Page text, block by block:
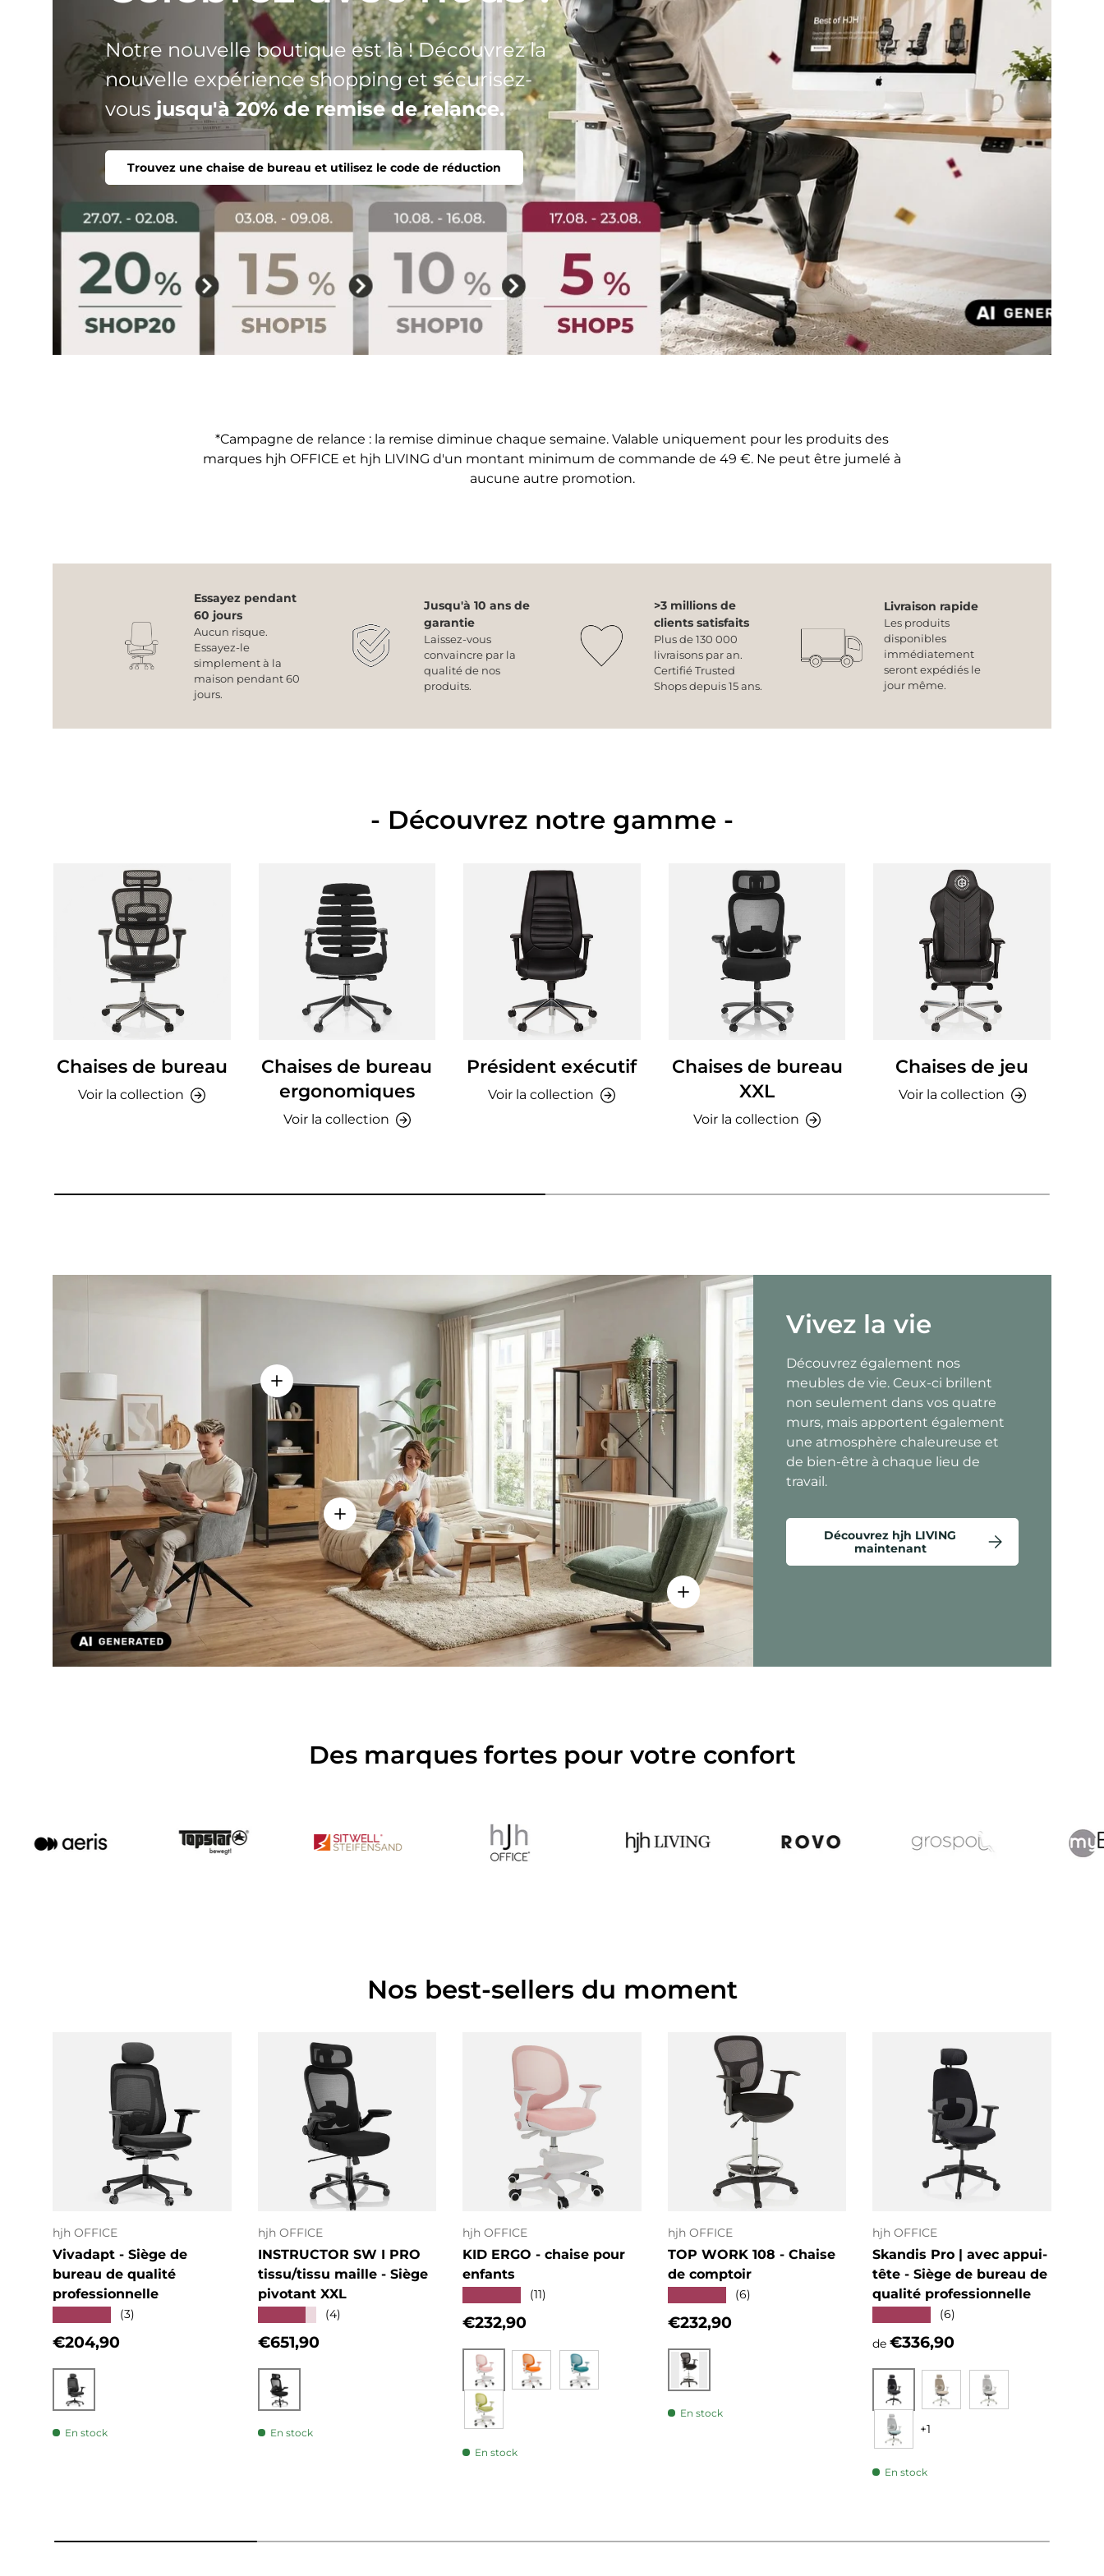
HJH
Trois gammes de produits, un seul objectif :
votre chaise parfaite. Ergonomique,
confortable, individuel.
Trouver une chaise de bureau
Charger la diapositive 1 de 4
Charger la diapositive 2 de 4
Charger la diapositive 3 de 4
Charger la diapositive 4 de 4
*Campagne de relance : la remise diminue chaque semaine. Valable uniquement pour les produits des
marques hjh OFFICE et hjh LIVING d'un montant minimum de commande de 49 €. Ne peut être jumelé à
aucune autre promotion.
Essayez pendant
60 jours
Aucun risque.
Essayez-le
simplement à la
maison pendant 60
jours.
Jusqu'à 10 ans de
garantie
Laissez-vous
convaincre par la
qualité de nos
produits.
>3 millions de
clients satisfaits
Plus de 130 000
livraisons par an.
Certifié Trusted
Shops depuis 15 ans.
Livraison rapide
Les produits
disponibles
immédiatement
seront expédiés le
jour même.
- Découvrez notre gamme -
Chaises de bureau
Voir la collection
Chaises de bureau
ergonomiques
Voir la collection
Président exécutif
Voir la collection
Chaises de bureau
XXL
Voir la collection
Chaises de jeu
Voir la collection
Voir les détails - Criss-Cross 20 - Fauteuils lounges
Voir les détails - AMIO H - Armoire de bureau
Voir les détails
Vivez la vie
Découvrez également nos
meubles de vie. Ceux-ci brillent
non seulement dans vos quatre
murs, mais apportent également
une atmosphère chaleureuse et
de bien-être à chaque lieu de
travail.
Découvrez hjh LIVING
maintenant
Des marques fortes pour votre confort
Nos best-sellers du moment
hjh OFFICE
Vivadapt - Siège de
bureau de qualité
professionnelle
(3)
Prix habituel
€204,90
Noir
En stock
Ajouter au panier
hjh OFFICE
INSTRUCTOR SW I PRO
tissu/tissu maille - Siège
pivotant XXL
(4)
Prix habituel
€651,90
Noir
En stock
Ajouter au panier
hjh OFFICE
KID ERGO - chaise pour
enfants
(11)
Prix habituel
€232,90
Rose OrangeBleu
Vert
En stock
Choisir les options
hjh OFFICE
TOP WORK 108 - Chaise
de comptoir
(6)
Prix habituel
€232,90
Noir
En stock
Ajouter au panier
hjh OFFICE
Skandis Pro | avec appui-
tête - Siège de bureau de
qualité professionnelle
(6)
de Prix habituel
€336,90
Noir Beige Gris
Menthe
+1
En stock
Choisir les options